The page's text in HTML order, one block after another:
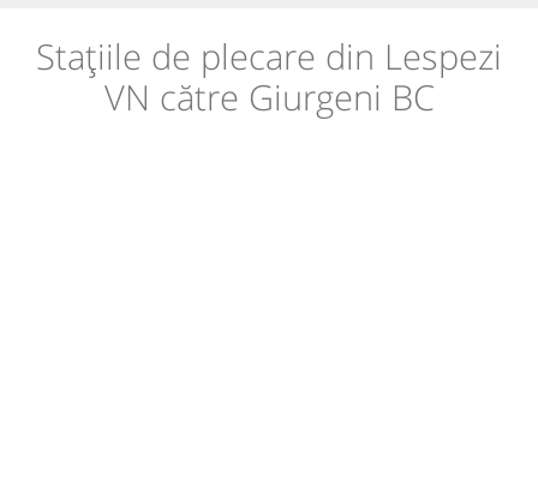
Stațiile de plecare din Lespezi
VN către Giurgeni BC